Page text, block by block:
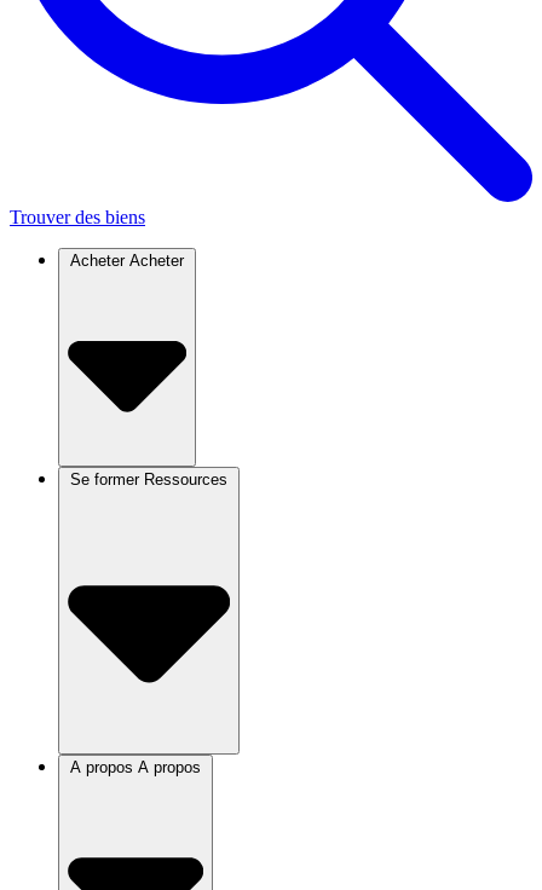
Trouver des biens
Acheter Acheter
Se former
A propos